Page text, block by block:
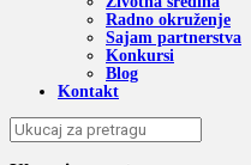
Radno okruženje
Sajam partnerstva
Konkursi
Blog
Kontakt